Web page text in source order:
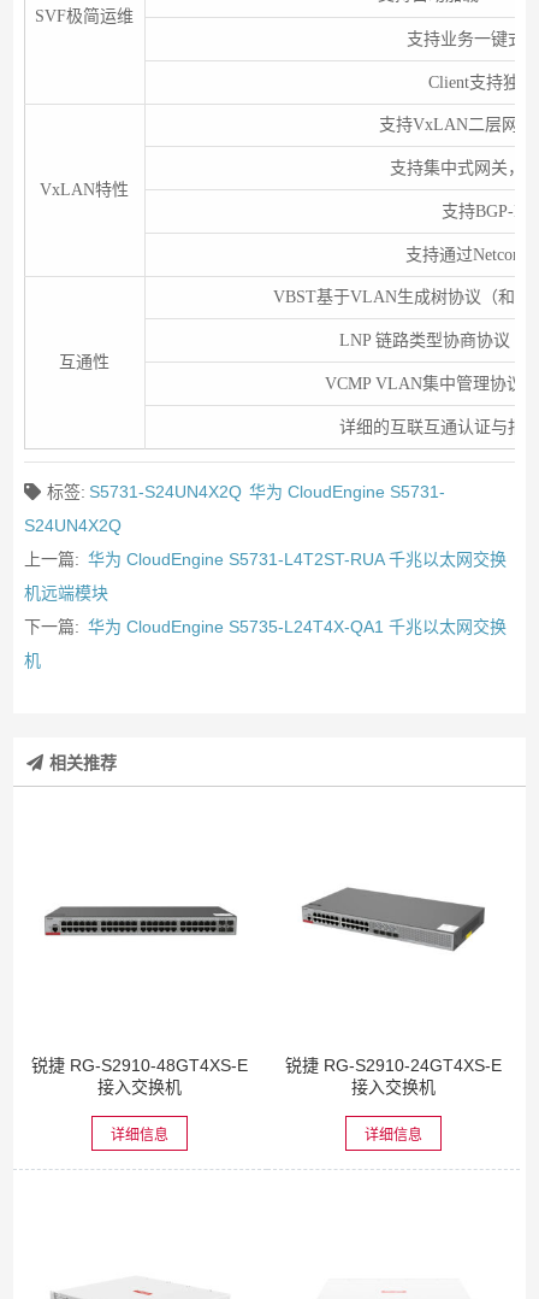
SVF极简运维
支持业务一键式
Client支持独
VxLAN特性
支持VxLAN二层网
支持集中式网关，
支持BGP-
支持通过Netconf
互通性
VBST基于VLAN生成树协议（和
LNP 链路类型协商协议（
VCMP VLAN集中管理协议
详细的互联互通认证与报
标签: S5731-S24UN4X2Q 华为 CloudEngine S5731-
S24UN4X2Q
上一篇: 华为 CloudEngine S5731-L4T2ST-RUA 千兆以太网交换
机远端模块
下一篇: 华为 CloudEngine S5735-L24T4X-QA1 千兆以太网交换
机
相关推荐
锐捷 RG-S2910-48GT4XS-E
接入交换机
详细信息
锐捷 RG-S2910-24GT4XS-E
接入交换机
详细信息